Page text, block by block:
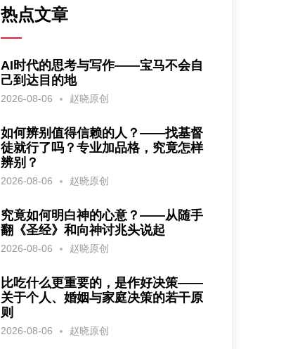
热点文章
AI时代的思考与写作——宝马不会自
己到达目的地
2026-08-06 赵晓原创
如何辨别值得信赖的人？——找基督
徒就行了吗？专业加品格，究竟怎样
辨别？
2026-08-06 赵晓原创
究竟如何明白神的心意？——从随手
翻《圣经》和向神讨兆头说起
2026-08-06 赵晓原创
比吃什么更重要的，是作好决策——
关于个人、婚姻与家庭决策的若干原
则
2026-08-06 赵晓原创